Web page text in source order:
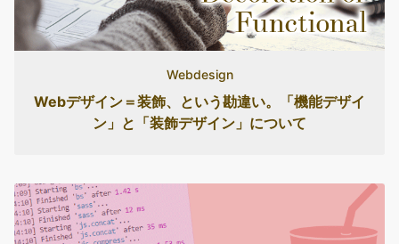
Webdesign
Webデザイン＝装飾、という勘違い。「機能デザイ
ン」と「装飾デザイン」について